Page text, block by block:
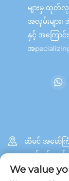
များမှ ထုတ်လု
အလှမ်းများ၊
နှင့် အကြော
အ
ဆီမင် အမော်က
ဘက် ပင်လယ်အ
We value